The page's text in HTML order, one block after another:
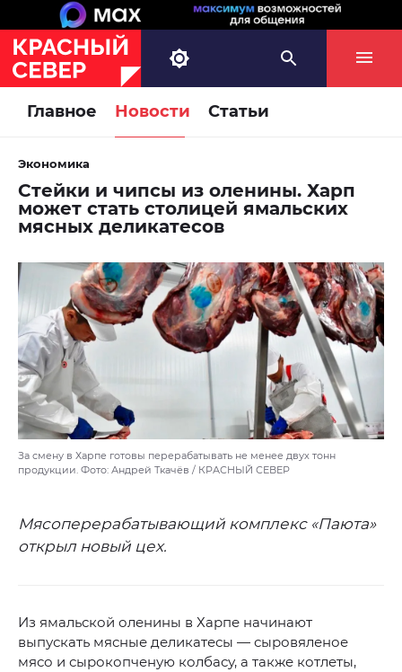
Главное Новости Статьи
Экономика
Стейки и чипсы из оленины. Харп
может стать столицей ямальских
мясных деликатесов
За смену в Харпе готовы перерабатывать не менее двух тонн
продукции. Фото: Андрей Ткачёв / КРАСНЫЙ СЕВЕР
Мясоперерабатывающий комплекс «Паюта»
открыл новый цех.
Из ямальской оленины в Харпе начинают
выпускать мясные деликатесы — сыровяленое
мясо и сырокопченую колбасу, а также котлеты,